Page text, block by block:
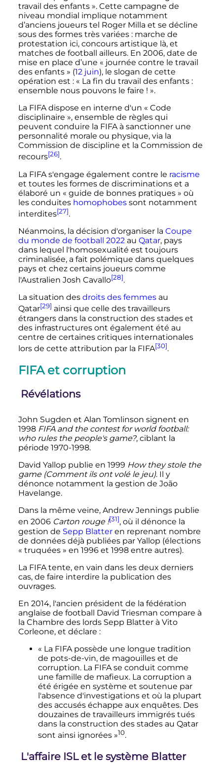
travail des enfants ». Cette campagne de
niveau mondial implique notamment
d’anciens joueurs tel Roger Milla et se décline
sous des formes très variées : marche de
protestation ici, concours artistique là, et
matches de football ailleurs. En 2006, date de
mise en place d’une « journée contre le travail
des enfants » (12 juin), le slogan de cette
opération est : « La fin du travail des enfants :
ensemble nous pouvons le faire ! ».
La FIFA dispose en interne d'un « Code
disciplinaire », ensemble de règles qui
peuvent conduire la FIFA à sanctionner une
personnalité morale ou physique, via la
Commission de discipline et la Commission de
recours[26].
La FIFA s'engage également contre le racisme
et toutes les formes de discriminations et a
élaboré un « guide de bonnes pratiques » où
les conduites homophobessont notamment
interdites[27].
Néanmoins, la décision d'organiser la Coupe
du monde de football 2022au Qatar, pays
dans lequel l'homosexualité est toujours
criminalisée, a fait polémique dans quelques
pays et chez certains joueurs comme
l'Australien Josh Cavallo[28].
La situation des droits des femmesau
Qatar[29] ainsi que celle des travailleurs
étrangers dans la construction des stades et
des infrastructures ont également été au
centre de certaines critiques internationales
lors de cette attribution par la FIFA[30].
FIFA et corruption
Révélations
John Sugden et Alan Tomlinson signent en
1998 FIFA and the contest for world football:
who rules the people's game?, ciblant la
période 1970-1998.
David Yallop publie en 1999 How they stole the
game (Comment ils ont volé le jeu). Il y
dénonce notamment la gestion de João
Havelange.
Dans la même veine, Andrew Jennings publie
en 2006 Carton rouge ![31], où il dénonce la
gestion de Sepp Blatteren reprenant nombre
de données déjà publiées par Yallop (élections
« truquées » en 1996 et 1998 entre autres).
La FIFA tente, en vain dans les deux derniers
cas, de faire interdire la publication des
ouvrages.
En 2014, l'ancien président de la fédération
anglaise de football David Triesman compare à
la Chambre des lords Sepp Blatter à Vito
Corleone, et déclare :
« La FIFA possède une longue tradition
de pots-de-vin, de magouilles et de
corruption. La FIFA se conduit comme
une famille de mafieux. La corruption a
été érigée en système et soutenue par
l'absence d'investigations et où la plupart
des accusés échappe aux enquêtes. Des
douzaines de travailleurs immigrés tués
dans la construction des stades au Qatar
sont ainsi ignorées »10.
L'affaire ISL et le système Blatter